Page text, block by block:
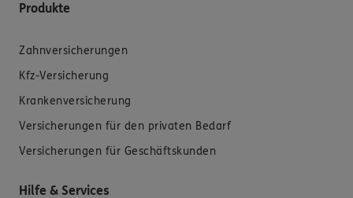
Produkte
Zahnversicherungen
Kfz-Versicherung
Krankenversicherung
Versicherungen für den privaten Bedarf
Versicherungen für Geschäftskunden
Hilfe & Services